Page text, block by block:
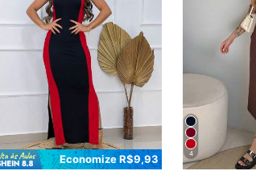
Economize R$9,93 4